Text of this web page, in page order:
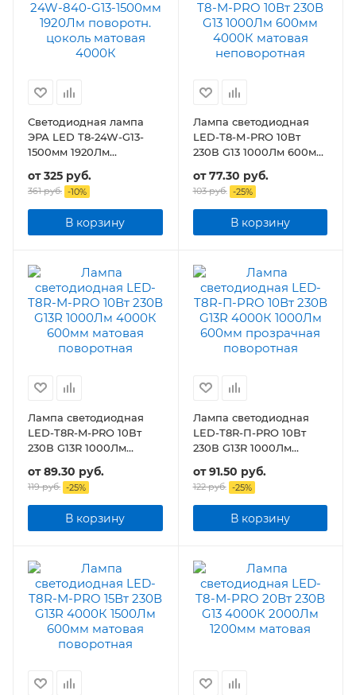
Светодиодная лампа
ЭРА LED T8-24W-G13-
1500мм 1920Лм
матовая
от325 руб.
361 руб. -10%
В корзину
Лампа светодиодная
LED-T8-М-PRO 10Вт
230В G13 1000Лм 600мм
от77.30 руб.
103 руб. -25%
В корзину
Лампа светодиодная
LED-T8R-M-PRO 10Вт
230В G13R 1000Лм
поворотная
от89.30 руб.
119 руб. -25%
В корзину
Лампа светодиодная
LED-T8R-П-PRO 10Вт
230В G13R 1000Лм
поворотная
от91.50 руб.
122 руб. -25%
В корзину